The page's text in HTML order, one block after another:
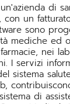
di
un
sono
mediche ed
nei
I servizi
sistema
di